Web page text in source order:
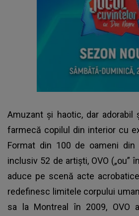
Amuzant și haotic, dar adorabil
farmecă copilul din interior cu
Format din 100 de oameni
inclusiv 52 de artiști, OVO („ou”
aduce pe scenă acte
redefinesc limitele corpului
sa la Montreal în 2009, OVO